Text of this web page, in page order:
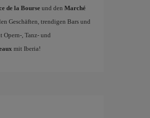
de la Bourseund den Marché
Geschäften, trendigen Bars und
Opern-, Tanz- und
mit Iberia!